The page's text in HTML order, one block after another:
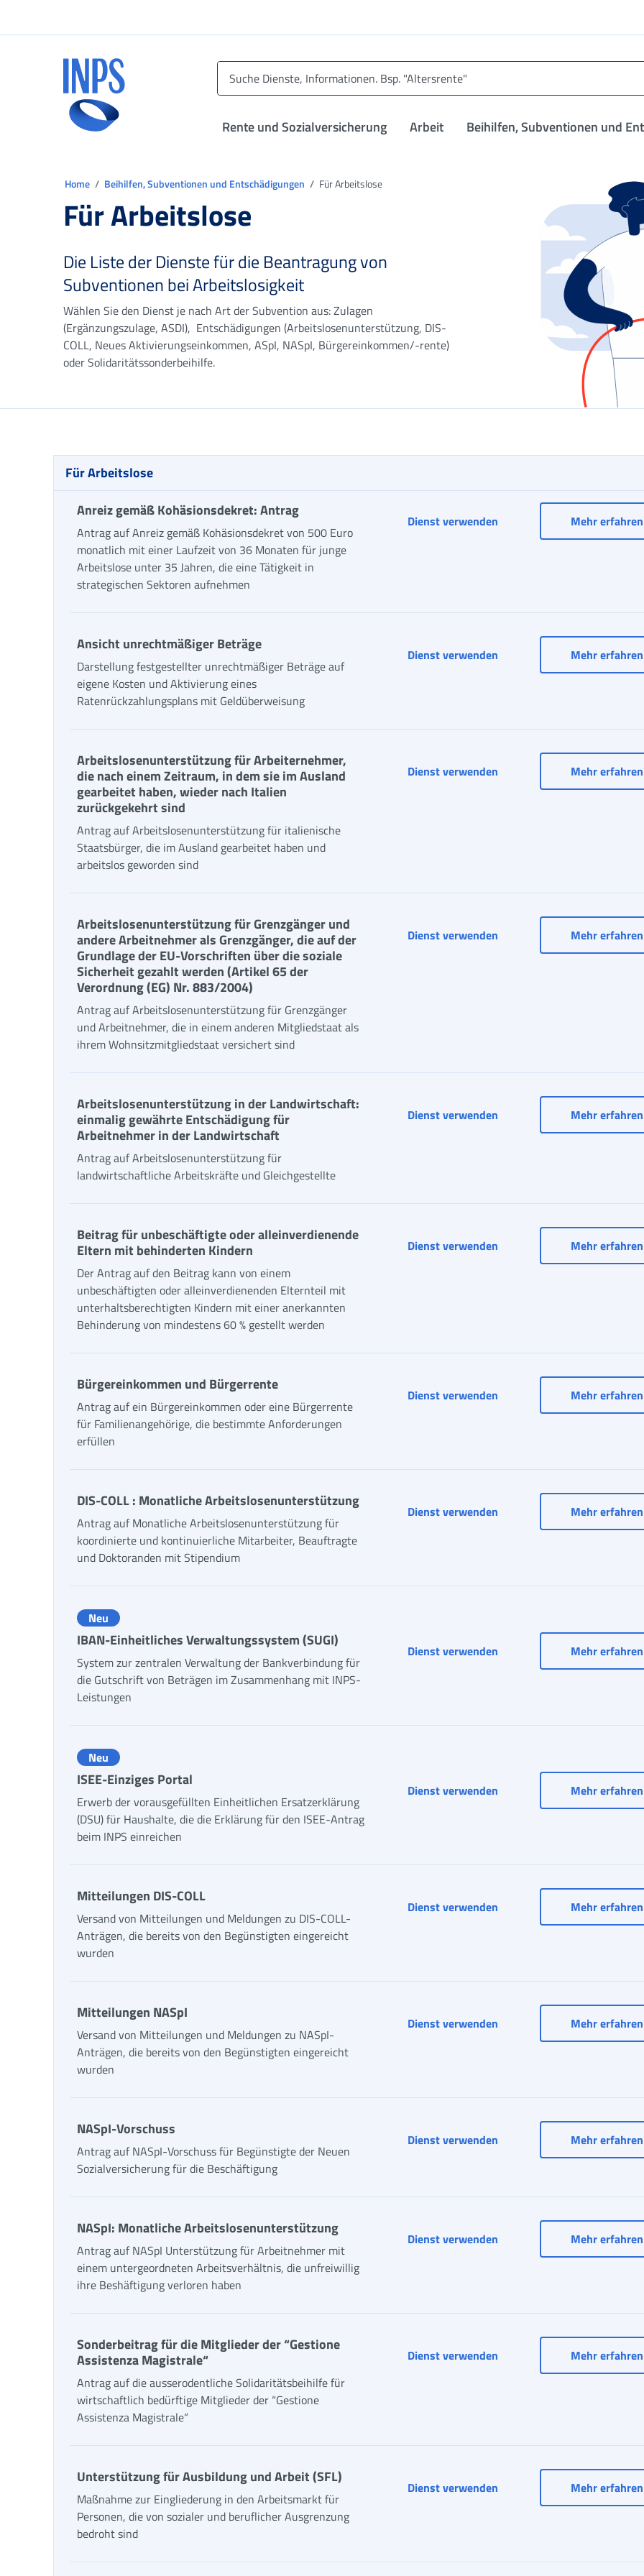
Rente und Sozialversicherung Arbeit Beihilfen, Subventionen und
Home Beihilfen, Subventionen und Entschädigungen Für Arbeitslose
Für Arbeitslose
Die Liste der Dienste für die Beantragung von
Subventionen bei Arbeitslosigkeit
Wählen Sie den Dienst je nach Art der Subvention aus: Zulagen
(Ergänzungszulage, ASDI), Entschädigungen (Arbeitslosenunterstützung, DIS-
COLL, Neues Aktivierungseinkommen, ASpI, NASpI, Bürgereinkommen/-rente)
oder Solidaritätssonderbeihilfe.
Für Arbeitslose
Anreiz gemäß Kohäsionsdekret: Antrag
Antrag auf Anreiz gemäß Kohäsionsdekret von 500 Euro
monatlich mit einer Laufzeit von 36 Monaten für junge
Arbeitslose unter 35 Jahren, die eine Tätigkeit in
strategischen Sektoren aufnehmen
Dienst verwendenAnreiz gemäß Mehr erfahren
Ansicht unrechtmäßiger Beträge
Darstellung festgestellter unrechtmäßiger Beträge auf
eigene Kosten und Aktivierung eines
Ratenrückzahlungsplans mit Geldüberweisung
Dienst verwendenAnsicht unrechtmäßiger
Mehr erfahren
Arbeitslosenunterstützung für Arbeiternehmer,
die nach einem Zeitraum, in dem sie im Ausland
gearbeitet haben, wieder nach Italien
zurückgekehrt sind
Antrag auf Arbeitslosenunterstützung für italienische
Staatsbürger, die im Ausland gearbeitet haben und
arbeitslos geworden sind
Dienst verwenden Mehr erfahren
Arbeitslosenunterstützung für Grenzgänger und
andere Arbeitnehmer als Grenzgänger, die auf der
Grundlage der EU-Vorschriften über die soziale
Sicherheit gezahlt werden (Artikel 65 der
Verordnung (EG) Nr. 883/2004)
Antrag auf Arbeitslosenunterstützung für Grenzgänger
und Arbeitnehmer, die in einem anderen Mitgliedstaat als
ihrem Wohnsitzmitgliedstaat versichert sind
Dienst verwenden Mehr erfahren
Arbeitslosenunterstützung in der Landwirtschaft:
einmalig gewährte Entschädigung für
Arbeitnehmer in der Landwirtschaft
Antrag auf Arbeitslosenunterstützung für
landwirtschaftliche Arbeitskräfte und Gleichgestellte
Dienst verwenden Mehr erfahren
Beitrag für unbeschäftigte oder alleinverdienende
Eltern mit behinderten Kindern
Der Antrag auf den Beitrag kann von einem
unbeschäftigten oder alleinverdienenden Elternteil mit
unterhaltsberechtigten Kindern mit einer anerkannten
Behinderung von mindestens 60 % gestellt werden
Dienst verwenden Mehr erfahren
Bürgereinkommen und Bürgerrente
Antrag auf ein Bürgereinkommen oder eine Bürgerrente
für Familienangehörige, die bestimmte Anforderungen
erfüllen
Dienst verwenden Mehr erfahren
DIS-COLL : Monatliche Arbeitslosenunterstützung
Antrag auf Monatliche Arbeitslosenunterstützung für
koordinierte und kontinuierliche Mitarbeiter, Beauftragte
und Doktoranden mit Stipendium
Dienst verwenden Mehr erfahren
Neu
IBAN-Einheitliches Verwaltungssystem (SUGI)
System zur zentralen Verwaltung der Bankverbindung für
die Gutschrift von Beträgen im Zusammenhang mit INPS-
Leistungen
Dienst verwenden Mehr erfahren
Neu
ISEE-Einziges Portal
Erwerb der vorausgefüllten Einheitlichen Ersatzerklärung
(DSU) für Haushalte, die die Erklärung für den ISEE-Antrag
beim INPS einreichen
Dienst verwendenISEE-Einziges PortalMehr erfahren
Mitteilungen DIS-COLL
Versand von Mitteilungen und Meldungen zu DIS-COLL-
Anträgen, die bereits von den Begünstigten eingereicht
wurden
Dienst verwendenMitteilungen DIS-COLL
Mehr erfahren
Mitteilungen NASpI
Versand von Mitteilungen und Meldungen zu NASpI-
Anträgen, die bereits von den Begünstigten eingereicht
wurden
Dienst verwendenMitteilungen NASpIMehr erfahren
NASpI-Vorschuss
Antrag auf NASpI-Vorschuss für Begünstigte der Neuen
Sozialversicherung für die Beschäftigung
Dienst verwenden Mehr erfahren
NASpI: Monatliche Arbeitslosenunterstützung
Antrag auf NASpI Unterstützung für Arbeitnehmer mit
einem untergeordneten Arbeitsverhältnis, die unfreiwillig
ihre Beshäftigung verloren haben
Dienst verwenden Mehr erfahren
Sonderbeitrag für die Mitglieder der “Gestione
Assistenza Magistrale“
Antrag auf die ausserodentliche Solidaritätsbeihilfe für
wirtschaftlich bedürftige Mitglieder der “Gestione
Assistenza Magistrale“
Dienst verwendenSonderbeitrag für dieMehr erfahren
Unterstützung für Ausbildung und Arbeit (SFL)
Maßnahme zur Eingliederung in den Arbeitsmarkt für
Personen, die von sozialer und beruflicher Ausgrenzung
bedroht sind
Dienst verwenden Mehr erfahren